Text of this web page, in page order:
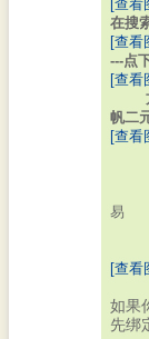
[查看
在搜
[查看
---点
[查看
帆二
[查看
2.
易
[查看
如果
先绑